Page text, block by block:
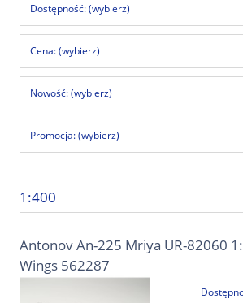
Dostępność: (wybierz)
Cena: (wybierz)
Nowość: (wybierz)
Promocja: (wybierz)
1:400
Antonov An-225 Mriya UR-82060
Wings 562287